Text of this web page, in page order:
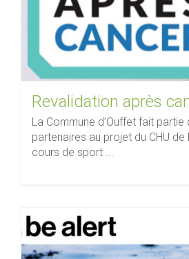
Revalidation après
La Commune d’Ouffet fait
partenaires au projet du CHU
cours de sport ...